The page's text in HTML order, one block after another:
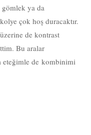
gömlek ya da
çok hoş duracaktır.
de kontrast
Bu aralar
eteğimle de kombinimi